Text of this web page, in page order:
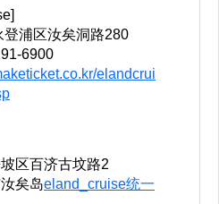
登浦区汝矣洞路280
6900
elandcrui
区百济古坟路2
矣岛eland_cruise统一